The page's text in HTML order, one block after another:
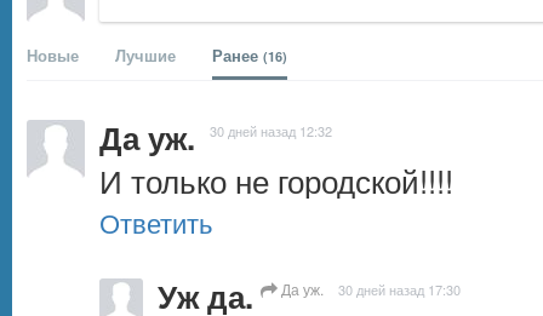
Новые Лучшие Ранее (16)
Да уж. 30 дней назад 12:32
И только не городской!!!!
Ответить
Уж да. Да уж. 30 дней назад 17:30